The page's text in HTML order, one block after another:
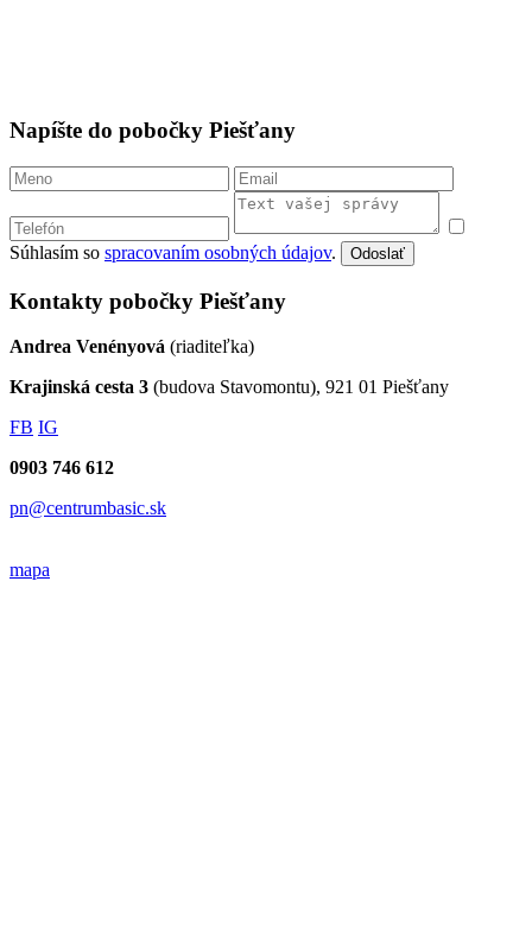
Napíšte do pobočky Piešťany
Súhlasím so spracovaním osobných údajov. Odoslať
Kontakty pobočky Piešťany
Andrea Venényová (riaditeľka)
Krajinská cesta 3 (budova Stavomontu), 921 01 Piešťany
FB IG
0903 746 612
pn@centrumbasic.sk
mapa